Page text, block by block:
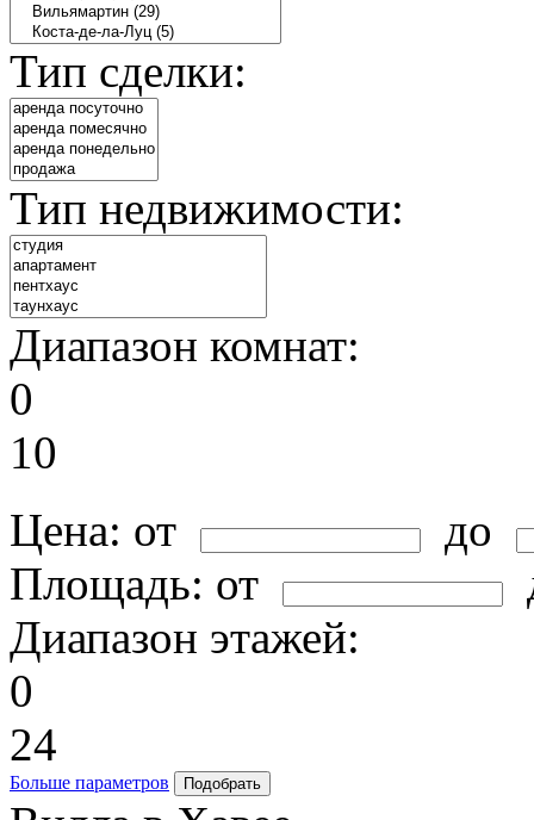
Тип сделки:
Тип недвижимости:
Диапазон комнат:
0
10
Цена: от
до
Площадь: от
Диапазон этажей:
0
24
Больше параметров